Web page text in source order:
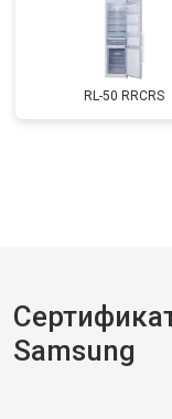
RL-50 RRCRS
Samsung